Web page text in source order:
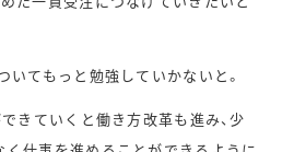
いてもっと勉強していかないと。
きていくと働き方改革も進み、少